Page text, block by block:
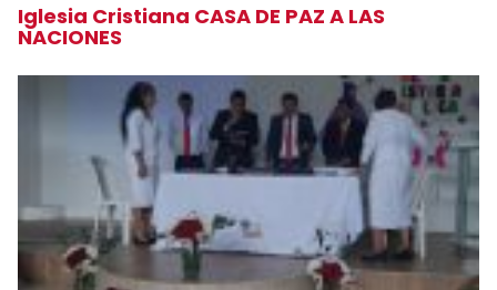
Iglesia Cristiana CASA DE PAZ A LAS
NACIONES